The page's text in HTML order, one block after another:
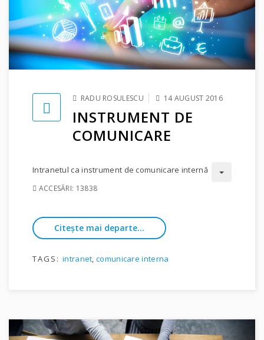
RADU ROSULESCU 14 AUGUST 2016
INSTRUMENT DE
COMUNICARE
Intranetul ca instrument de comunicare internă
ACCESĂRI: 13838
Citește mai departe...
TAGS: intranet,comunicare interna